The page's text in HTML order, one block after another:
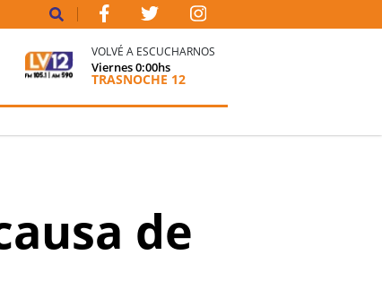
VOLVÉ A ESCUCHARNOS
Viernes0:00hs
TRASNOCHE 12
de